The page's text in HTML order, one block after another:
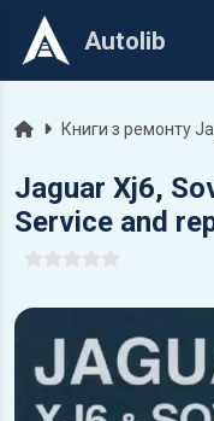
Autolib
ГоловнаКниги з ремонту
Jaguar Xj6,
Service and